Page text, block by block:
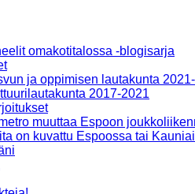
omakotitalossa -blogisarja
ja oppimisen lautakunta
2017-2021
muuttaa Espoon
on kuvattu Espoossa tai